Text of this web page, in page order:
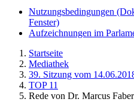
Nutzungsbedingungen
Fenster)
Aufzeichnungen im
Startseite
Mediathek
39. Sitzung vom
TOP 11
Rede von Dr. Marcus Faber